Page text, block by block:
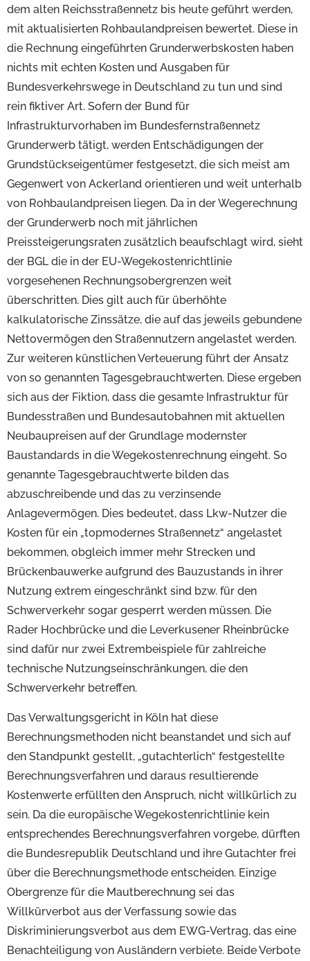
dem alten Reichsstraßennetz bis heute geführt werden,
mit aktualisierten Rohbaulandpreisen bewertet. Diese in
die Rechnung eingeführten Grunderwerbskosten haben
nichts mit echten Kosten und Ausgaben für
Bundesverkehrswege in Deutschland zu tun und sind
rein fiktiver Art. Sofern der Bund für
Infrastrukturvorhaben im Bundesfernstraßennetz
Grunderwerb tätigt, werden Entschädigungen der
Grundstückseigentümer festgesetzt, die sich meist am
Gegenwert von Ackerland orientieren und weit unterhalb
von Rohbaulandpreisen liegen. Da in der Wegerechnung
der Grunderwerb noch mit jährlichen
Preissteigerungsraten zusätzlich beaufschlagt wird, sieht
der BGL die in der EU-Wegekostenrichtlinie
vorgesehenen Rechnungsobergrenzen weit
überschritten. Dies gilt auch für überhöhte
kalkulatorische Zinssätze, die auf das jeweils gebundene
Nettovermögen den Straßennutzern angelastet werden.
Zur weiteren künstlichen Verteuerung führt der Ansatz
von so genannten Tagesgebrauchtwerten. Diese ergeben
sich aus der Fiktion, dass die gesamte Infrastruktur für
Bundesstraßen und Bundesautobahnen mit aktuellen
Neubaupreisen auf der Grundlage modernster
Baustandards in die Wegekostenrechnung eingeht. So
genannte Tagesgebrauchtwerte bilden das
abzuschreibende und das zu verzinsende
Anlagevermögen. Dies bedeutet, dass Lkw-Nutzer die
Kosten für ein „topmodernes Straßennetz“ angelastet
bekommen, obgleich immer mehr Strecken und
Brückenbauwerke aufgrund des Bauzustands in ihrer
Nutzung extrem eingeschränkt sind bzw. für den
Schwerverkehr sogar gesperrt werden müssen. Die
Rader Hochbrücke und die Leverkusener Rheinbrücke
sind dafür nur zwei Extrembeispiele für zahlreiche
technische Nutzungseinschränkungen, die den
Schwerverkehr betreffen.
Das Verwaltungsgericht in Köln hat diese
Berechnungsmethoden nicht beanstandet und sich auf
den Standpunkt gestellt, „gutachterlich“ festgestellte
Berechnungsverfahren und daraus resultierende
Kostenwerte erfüllten den Anspruch, nicht willkürlich zu
sein. Da die europäische Wegekostenrichtlinie kein
entsprechendes Berechnungsverfahren vorgebe, dürften
die Bundesrepublik Deutschland und ihre Gutachter frei
über die Berechnungsmethode entscheiden. Einzige
Obergrenze für die Mautberechnung sei das
Willkürverbot aus der Verfassung sowie das
Diskriminierungsverbot aus dem EWG-Vertrag, das eine
Benachteiligung von Ausländern verbiete. Beide Verbote